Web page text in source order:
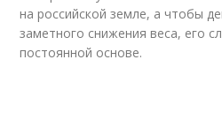
на российской земле, а чтобы
заметного снижения веса, его
постоянной основе.